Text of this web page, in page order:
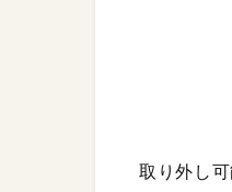
取り外し